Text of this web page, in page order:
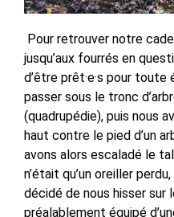
Pour retrouver notre
jusqu’aux fourrés en
d’être prêt·e·s pour
passer sous le tronc
(quadrupédie), puis nous
haut contre le pied d’un
avons alors escaladé le
n’était qu’un oreiller
décidé de nous hisser sur
préalablement équipé